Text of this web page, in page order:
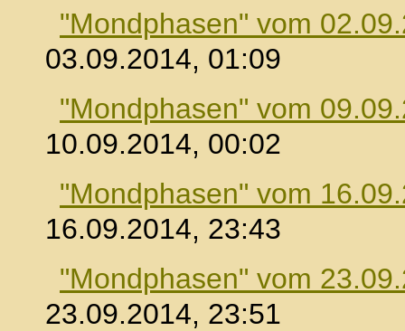
"Mondphasen" vom
03.09.2014, 01:09
"Mondphasen" vom
10.09.2014, 00:02
"Mondphasen" vom
16.09.2014, 23:43
"Mondphasen" vom
23.09.2014, 23:51